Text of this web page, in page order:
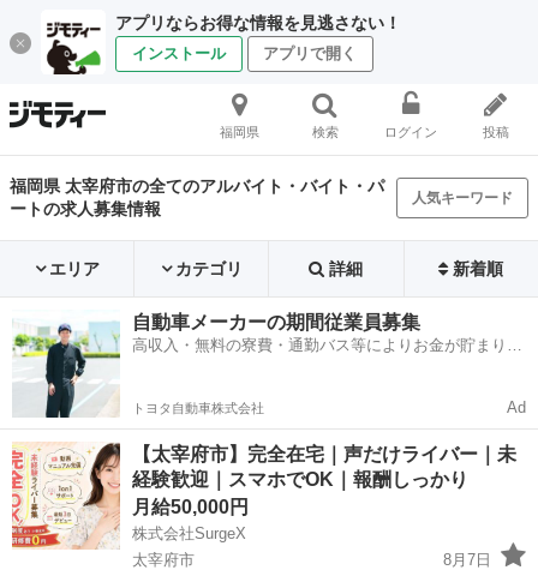
アプリならお得な情報を見逃さない！
インストール アプリで開く
福岡県 検索 ログイン 投稿
福岡県 太宰府市の全てのアルバイト・バイト・パ
ートの求人募集情報
人気キーワード
エリア カテゴリ 詳細 新着順
自動車メーカーの期間従業員募集
高収入・無料の寮費・通勤バス等によりお金が貯まりや
トヨタ自動車株式会社 Ad
【太宰府市】完全在宅｜声だけライバー｜未
経験歓迎｜スマホでOK｜報酬しっかり
月給50,000円
株式会社SurgeX
太宰府市
8月7日